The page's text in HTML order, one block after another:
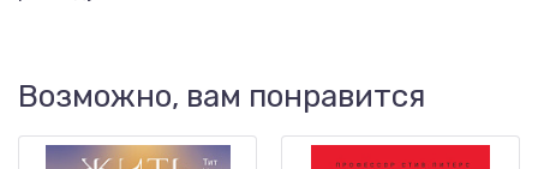
Возможно, вам понравится